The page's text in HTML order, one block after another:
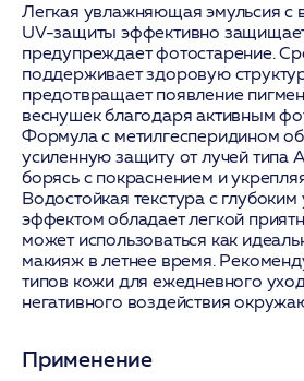
Легкая увлажняющая эмульсия с
UV-защиты эффективно
предупреждает фотостарение.
поддерживает здоровую
предотвращает появление
веснушек благодаря активным
Формула с метилгесперидином
усиленную защиту от лучей типа
борясь с покраснением и
Водостойкая текстура с
эффектом обладает легкой
может использоваться как
макияж в летнее время.
типов кожи для ежедневного
негативного воздействия
Применение